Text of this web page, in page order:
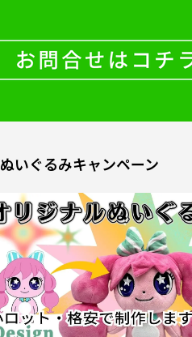
文OK
2025.09.05
ぬいぐるみキャンペーン